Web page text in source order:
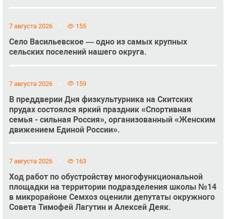
7 августа 2026 155
Село Васильевское — одно из самых крупных
сельских поселений нашего округа.
7 августа 2026 159
В преддверии Дня физкультурника на Скитских
прудах состоялся яркий праздник «Спортивная
семья - сильная Россия», организованный «Женским
движением Единой России».
7 августа 2026 163
Ход работ по обустройству многофункциональной
площадки на территории подразделения школы №14
в микрорайоне Семхоз оценили депутаты окружного
Совета Тимофей Лагутин и Алексей Деяк.